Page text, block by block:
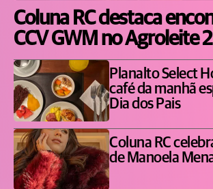
Coluna RC destaca
CCV GWM no Agroleite
Planalto Select
café da manhã
Dia dos Pais
Coluna RC
de Manoela